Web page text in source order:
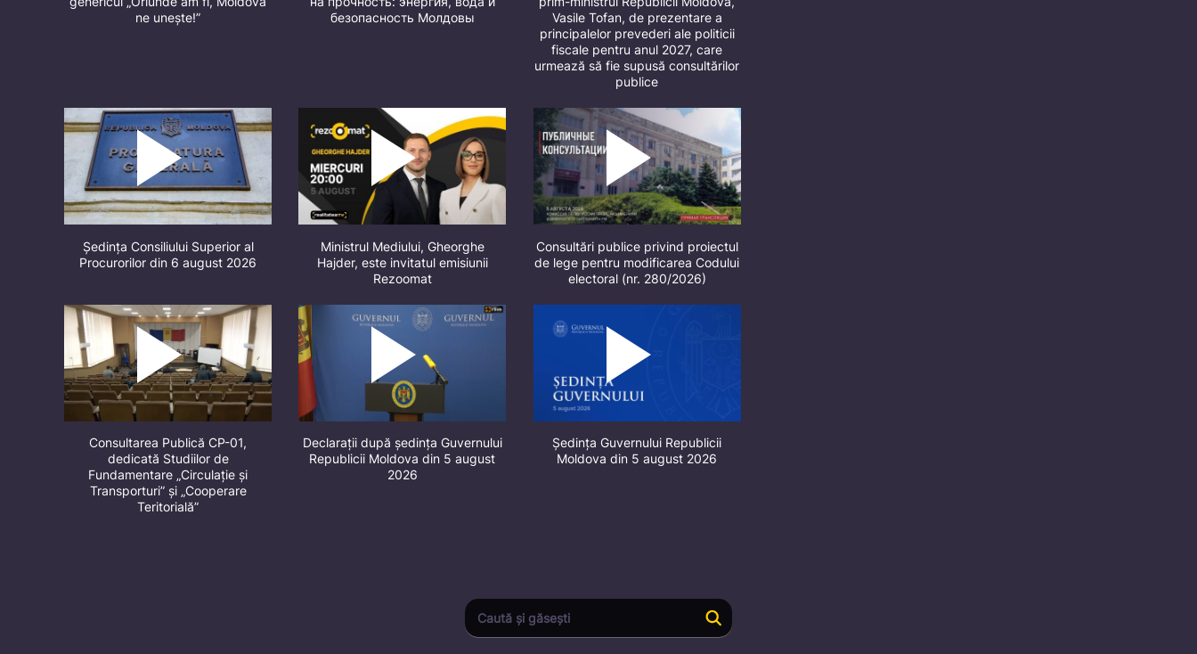
ne unește!”
безопасность Молдовы
Vasile Tofan, de prezentare a
principalelor prevederi ale politicii
fiscale pentru anul 2027, care
urmează să fie supusă consultărilor
publice
Ședința Consiliului Superior al
Procurorilor din 6 august 2026
Ministrul Mediului, Gheorghe
Hajder, este invitatul emisiunii
Rezoomat
Consultări publice privind proiectul
de lege pentru modificarea Codului
electoral (nr. 280/2026)
Consultarea Publică CP-01,
dedicată Studiilor de
Fundamentare „Circulație și
Transporturi” și „Cooperare
Teritorială”
Declarații după ședința Guvernului
Republicii Moldova din 5 august
2026
Ședința Guvernului Republicii
Moldova din 5 august 2026